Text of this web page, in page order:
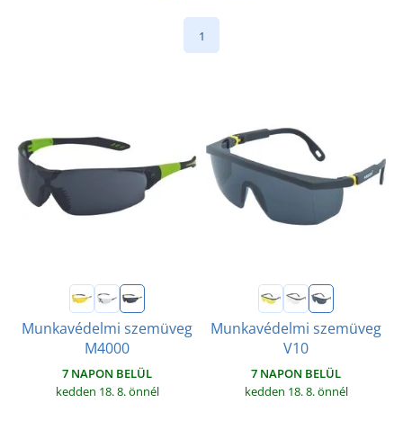
1
Munkavédelmi szemüveg
M4000
7 NAPON BELÜL
kedden 18. 8.önnél
Munkavédelmi szemüveg
V10
7 NAPON BELÜL
kedden 18. 8.önnél